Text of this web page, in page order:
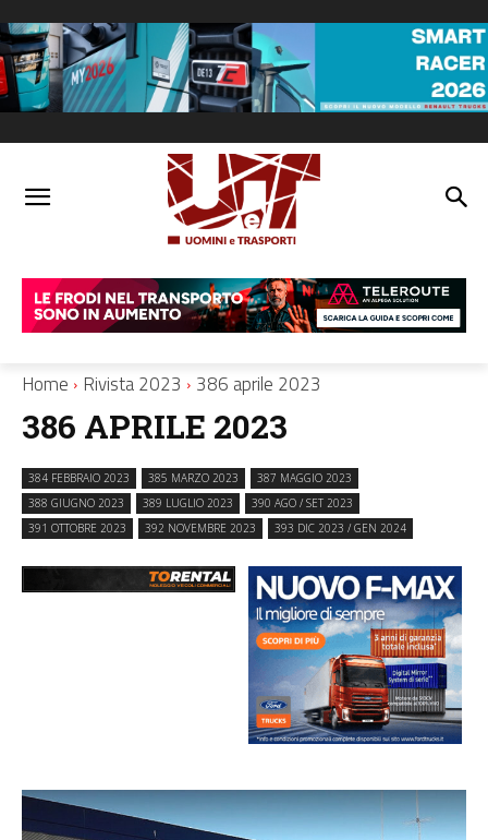
Home Rivista 2023 386 aprile 2023
386 APRILE 2023
384 FEBBRAIO 2023 385 MARZO 2023
387 MAGGIO 2023
388 GIUGNO 2023
389 LUGLIO 2023
390 AGO / SET 2023
391 OTTOBRE 2023
392 NOVEMBRE 2023 393 DIC 2023 / GEN 2024